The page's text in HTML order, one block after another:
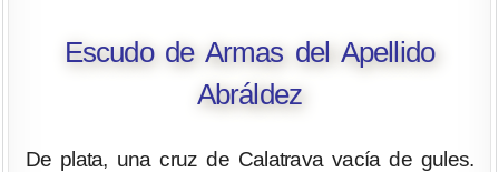
Escudo de Armas del Apellido
Abráldez
De plata, una cruz de Calatrava vacía de gules.